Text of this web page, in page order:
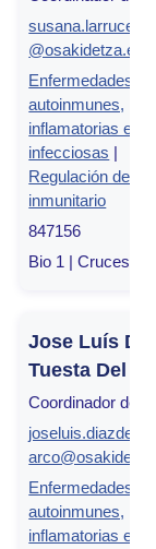
@osakidetza.eus
Enfermedades
autoinmunes,
inflamatorias e
infecciosas |
Regulación del
inmunitario
847156
Bio 1 | Cruces,
Jose Luís
Tuesta Del
Coordinador de
Enfermedades
autoinmunes,
inflamatorias e